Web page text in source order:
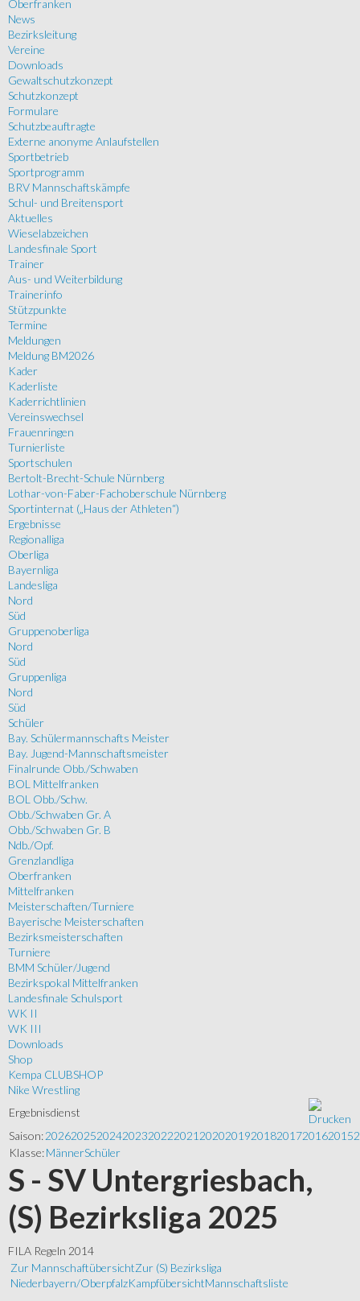
Oberfranken
News
Bezirksleitung
Vereine
Downloads
Gewaltschutzkonzept
Schutzkonzept
Formulare
Schutzbeauftragte
Externe anonyme Anlaufstellen
Sportbetrieb
Sportprogramm
BRV Mannschaftskämpfe
Schul- und Breitensport
Aktuelles
Wieselabzeichen
Landesfinale Sport
Trainer
Aus- und Weiterbildung
Trainerinfo
Stützpunkte
Termine
Meldungen
Meldung BM2026
Kader
Kaderliste
Kaderrichtlinien
Vereinswechsel
Frauenringen
Turnierliste
Sportschulen
Bertolt-Brecht-Schule Nürnberg
Lothar-von-Faber-Fachoberschule Nürnberg
Sportinternat („Haus der Athleten“)
Ergebnisse
Regionalliga
Oberliga
Bayernliga
Landesliga
Nord
Süd
Gruppenoberliga
Nord
Süd
Gruppenliga
Nord
Süd
Schüler
Bay. Schülermannschafts Meister
Bay. Jugend-Mannschaftsmeister
Finalrunde Obb./Schwaben
BOL Mittelfranken
BOL Obb./Schw.
Obb./Schwaben Gr. A
Obb./Schwaben Gr. B
Ndb./Opf.
Grenzlandliga
Oberfranken
Mittelfranken
Meisterschaften/Turniere
Bayerische Meisterschaften
Bezirksmeisterschaften
Turniere
BMM Schüler/Jugend
Bezirkspokal Mittelfranken
Landesfinale Schulsport
WK II
WK III
Downloads
Shop
Kempa CLUBSHOP
Nike Wrestling
Ergebnisdienst
Saison:202620252024202320222021 202020192018201720162015
Klasse:MännerSchüler
S - SV Untergriesbach,
(S) Bezirksliga 2025
FILA Regeln 2014
Zur MannschaftübersichtZur (S) Bezirksliga
Niederbayern/OberpfalzKampfübersichtMannschaftsliste